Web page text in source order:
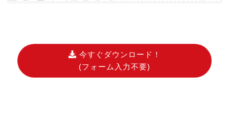
今すぐダウンロード！
(フォーム入力不要)